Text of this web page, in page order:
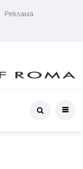
Реклама